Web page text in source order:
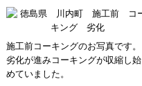
施工前コーキングのお写真です。
劣化が進みコーキングが収縮し始
めていました。